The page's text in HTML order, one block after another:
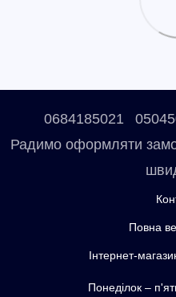
0684185021
Радимо оформляти
Повна
Інтернет-
Понеділок –